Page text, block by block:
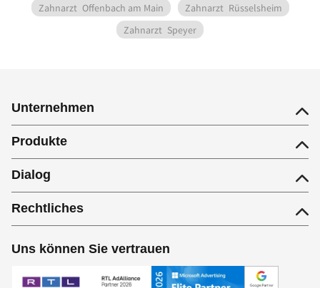
Zahnarzt Offenbach am Main Zahnarzt Rüsselsheim
Zahnarzt Speyer
Unternehmen
Produkte
Dialog
Rechtliches
Uns können Sie vertrauen